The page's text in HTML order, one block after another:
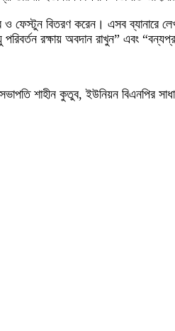
ও ফেস্টুন বিতরণ করেন। এসব ব্যানারে
রক্ষায় অবদান রাখুন” এবং
শাহীন কুতুব, ইউনিয়ন